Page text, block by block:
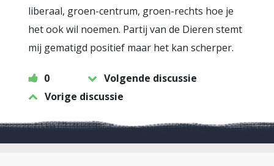
liberaal, groen-centrum, groen-rechts hoe je
het ook wil noemen. Partij van de Dieren stemt
mij gematigd positief maar het kan scherper.
0
Volgende discussie
Vorige discussie